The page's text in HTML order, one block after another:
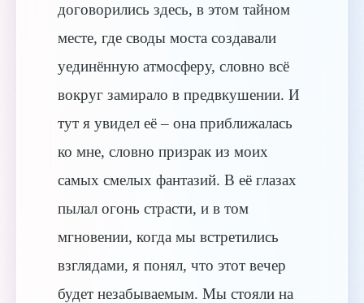
договорились здесь, в этом тайном
месте, где своды моста создавали
уединённую атмосферу, словно всё
вокруг замирало в предвкушении. И
тут я увидел её – она приближалась
ко мне, словно призрак из моих
самых смелых фантазий. В её глазах
пылал огонь страсти, и в том
мгновении, когда мы встретились
взглядами, я понял, что этот вечер
будет незабываемым. Мы стояли на